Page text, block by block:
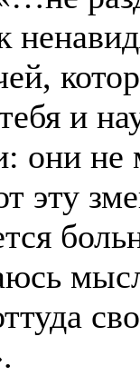
и
они не
эту